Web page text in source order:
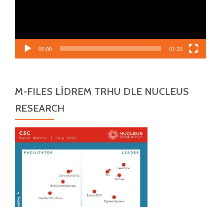
00:00 01:31
M-FILES LÍDREM TRHU DLE NUCLEUS
RESEARCH